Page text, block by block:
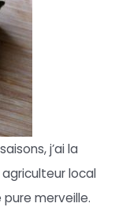
j’ai la
local
merveille.